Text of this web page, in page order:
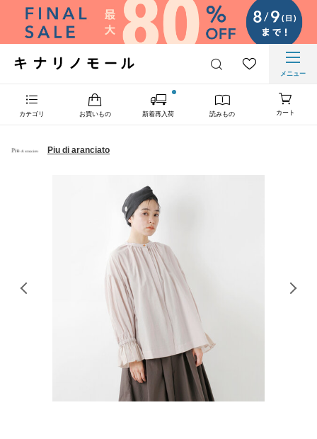
メニュー
カテゴリ お買いもの 新着再入荷 読みもの カート
Piu di aranciato